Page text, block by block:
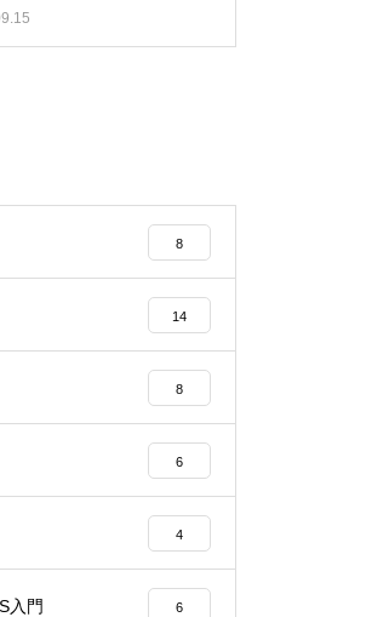
8
14
8
6
4
入門 6